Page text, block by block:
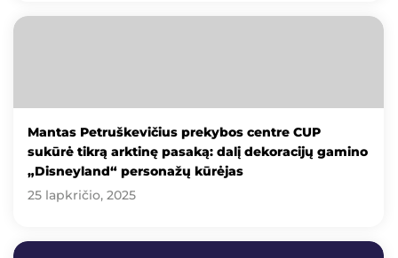
Mantas Petruškevičius prekybos centre CUP
sukūrė tikrą arktinę pasaką: dalį dekoracijų gamino
„Disneyland“ personažų kūrėjas
25 lapkričio, 2025